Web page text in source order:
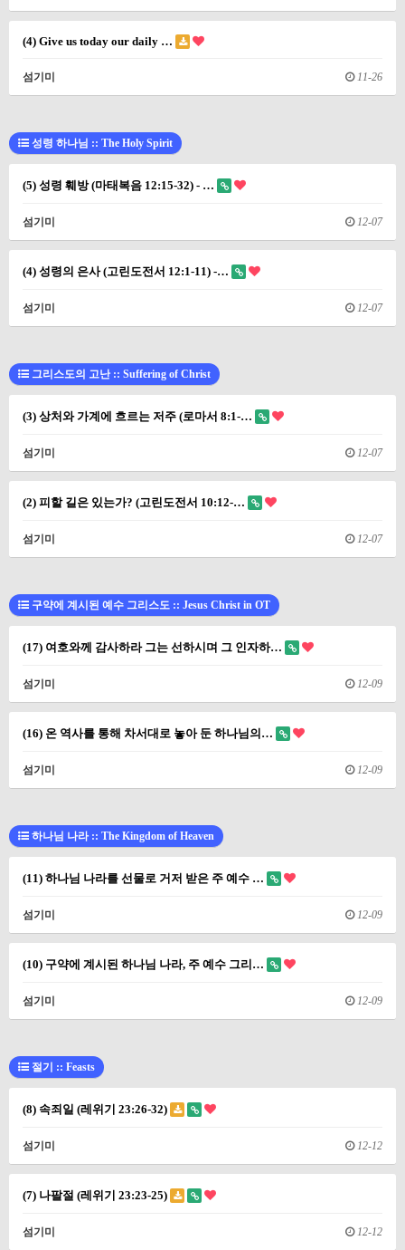
(4) Give us today our daily …
섬기미 11-26
성령 하나님 :: The Holy Spirit
(5) 성령 훼방 (마태복음 12:15-32) - …
섬기미 12-07
(4) 성령의 은사 (고린도전서 12:1-11) -…
섬기미 12-07
그리스도의 고난 :: Suffering of Christ
(3) 상처와 가계에 흐르는 저주 (로마서 8:1-…
섬기미 12-07
(2) 피할 길은 있는가? (고린도전서 10:12-…
섬기미 12-07
구약에 계시된 예수 그리스도 :: Jesus Christ in OT
(17) 여호와께 감사하라 그는 선하시며 그 인자하…
섬기미 12-09
(16) 온 역사를 통해 차서대로 놓아 둔 하나님의…
섬기미 12-09
하나님 나라 :: The Kingdom of Heaven
(11) 하나님 나라를 선물로 거저 받은 주 예수 …
섬기미 12-09
(10) 구약에 계시된 하나님 나라, 주 예수 그리…
섬기미 12-09
절기 :: Feasts
(8) 속죄일 (레위기 23:26-32)
섬기미 12-12
(7) 나팔절 (레위기 23:23-25)
섬기미 12-12